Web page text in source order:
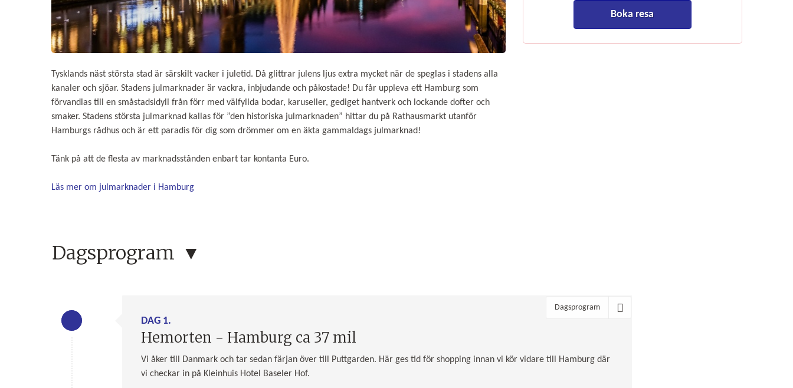
Tysklands näst största stad är särskilt vacker i juletid. Då glittrar julens ljus extra mycket när de speglas i stadens alla
kanaler och sjöar. Stadens julmarknader är vackra, inbjudande och påkostade! Du får uppleva ett Hamburg som
förvandlas till en småstadsidyll från förr med välfyllda bodar, karuseller, gediget hantverk och lockande dofter och
smaker. Stadens största julmarknad kallas för ”den historiska julmarknaden” hittar du på Rathausmarkt utanför
Hamburgs rådhus och är ett paradis för dig som drömmer om en äkta gammaldags julmarknad!
Tänk på att de flesta av marknadsstånden enbart tar kontanta Euro.
Läs mer om julmarknader i Hamburg
Boka resa
Dagsprogram
Dagsprogram
DAG 1.
Hemorten - Hamburg ca 37 mil
Vi åker till Danmark och tar sedan färjan över till Puttgarden. Här ges tid för shopping innan vi kör vidare till Hamburg där
vi checkar in på Kleinhuis Hotel Baseler Hof.